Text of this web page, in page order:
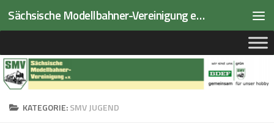
Zum Inhalt springen Sächsische Modellbahner-Vereinigung e.V.
KATEGORIE:SMV JUGEND